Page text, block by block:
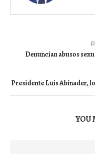
Denuncian abusos
Presidente Luis Abinader,
YOU